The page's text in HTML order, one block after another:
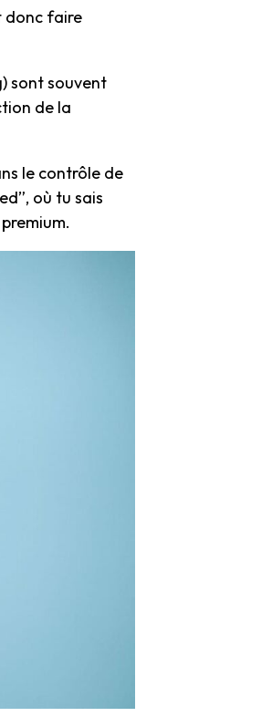
donc faire
sont souvent
de la
le contrôle de
où tu sais